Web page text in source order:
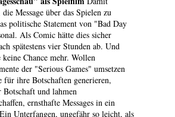
Message über das Spielen zu
politische Statement von "Bad Day
Als Comic hätte dies sicher
spätestens vier Stunden ab. Und
keine Chance mehr. Wollen
der "Serious Games" umsetzen
ihre Botschaften generieren,
und lahmen
ernsthafte Messages in ein
Unterfangen, ungefähr so leicht, als